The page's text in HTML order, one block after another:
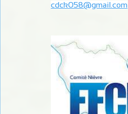
cdck058@gmail.com